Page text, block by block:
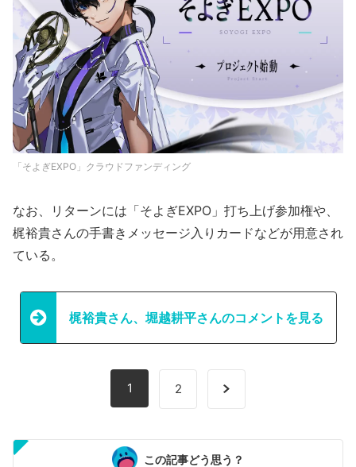
「そよぎEXPO」クラウドファンディング
なお、リターンには「そよぎEXPO」打ち上げ参加権や、
梶裕貴さんの手書きメッセージ入りカードなどが用意され
ている。
梶裕貴さん、堀越耕平さんのコメントを見る
1 2
この記事どう思う？